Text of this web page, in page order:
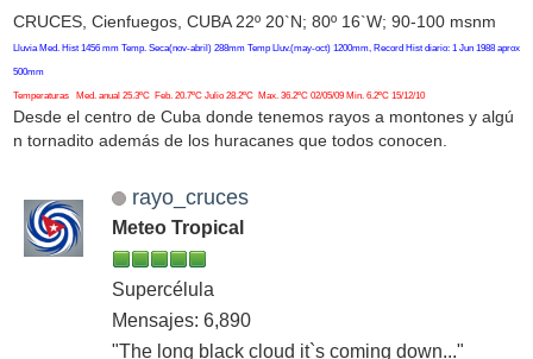
CRUCES, Cienfuegos, CUBA 22º 20`N; 80º 16`W; 90-100 msnm
Lluvia Med. Hist 1456 mm Temp. Seca(nov-abril) 288mm Temp Lluv.(may-oct) 1200mm, Record Hist diario: 1 Jun 1988 aprox
500mm
Temperaturas Med. anual 25.3ºC Feb. 20.7ºC Julio 28.2ºC Max. 36.2ºC 02/05/09 Min. 6.2ºC 15/12/10
Desde el centro de Cuba donde tenemos rayos a montones y algú
n tornadito además de los huracanes que todos conocen.
rayo_cruces
Meteo Tropical
Supercélula
Mensajes: 6,890
"The long black cloud it`s coming down..."